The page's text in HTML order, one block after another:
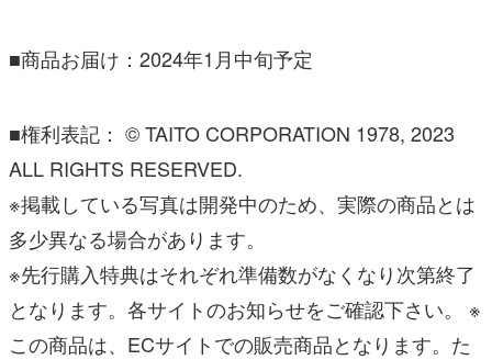
■商品お届け：2024年1月中旬予定
■権利表記： © TAITO CORPORATION 1978, 2023
ALL RIGHTS RESERVED.
※掲載している写真は開発中のため、実際の商品とは
多少異なる場合があります。
※先行購入特典はそれぞれ準備数がなくなり次第終了
となります。各サイトのお知らせをご確認下さい。 ※
この商品は、ECサイトでの販売商品となります。た